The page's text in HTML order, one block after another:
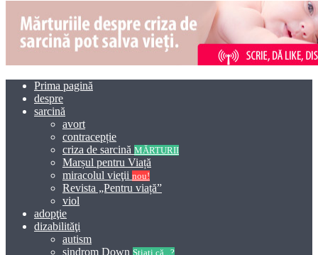
Prima pagină
despre
sarcină
avort
contracepție
criza de sarcină MĂRTURII
Marșul pentru Viață
miracolul vieţii nou!
Revista „Pentru viață”
viol
adopţie
dizabilităţi
autism
sindrom Down Știați că...?